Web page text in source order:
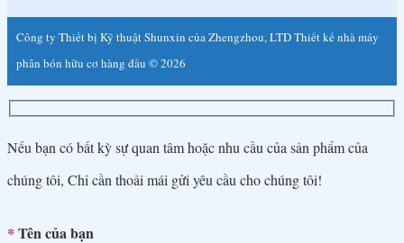
नेपाली
Norsk
پارسی
Polski
Português
Português do Brasil
Công ty Thiết bị Kỹ thuật Shunxin của Zhengzhou, LTD Thiết kế nhà máy
phân bón hữu cơ hàng đầu © 2026
Nếu bạn có bất kỳ sự quan tâm hoặc nhu cầu của sản phẩm của
chúng tôi, Chỉ cần thoải mái gửi yêu cầu cho chúng tôi!
* Tên của bạn